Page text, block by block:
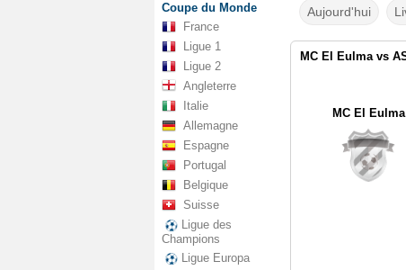
Coupe du Monde
France
Ligue 1
Ligue 2
Angleterre
Italie
Allemagne
Espagne
Portugal
Belgique
Suisse
Ligue des
Champions
Ligue Europa
Aujourd'hui
MC El Eulma vs
MC El Eulma